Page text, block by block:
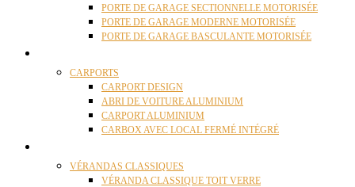
PORTE DE GARAGE SECTIONNELLE MOTORISÉE
PORTE DE GARAGE MODERNE MOTORISÉE
PORTE DE GARAGE BASCULANTE MOTORISÉE
CARPORTS
CARPORT DESIGN
ABRI DE VOITURE ALUMINIUM
CARPORT ALUMINIUM
CARBOX AVEC LOCAL FERMÉ INTÉGRÉ
VÉRANDAS CLASSIQUES
VÉRANDA CLASSIQUE TOIT VERRE